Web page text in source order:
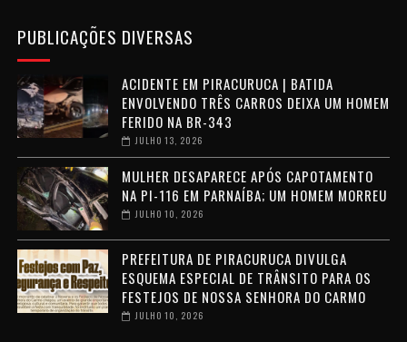
PUBLICAÇÕES DIVERSAS
ACIDENTE EM PIRACURUCA | BATIDA
ENVOLVENDO TRÊS CARROS DEIXA UM HOMEM
FERIDO NA BR-343
JULHO 13, 2026
MULHER DESAPARECE APÓS CAPOTAMENTO
NA PI-116 EM PARNAÍBA; UM HOMEM MORREU
JULHO 10, 2026
PREFEITURA DE PIRACURUCA DIVULGA
ESQUEMA ESPECIAL DE TRÂNSITO PARA OS
FESTEJOS DE NOSSA SENHORA DO CARMO
JULHO 10, 2026